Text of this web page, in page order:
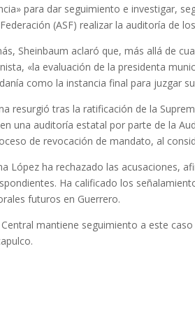
para dar seguimiento e investigar,
(ASF) realizar la auditoría de
Sheinbaum aclaró que, más allá de
«la evaluación de la presidenta
como la instancia final para juzgar
resurgió tras la ratificación de la
una auditoría estatal por parte de la
de revocación de mandato, al
López ha rechazado las acusaciones,
Ha calificado los
futuros en Guerrero.
mantiene seguimiento a este